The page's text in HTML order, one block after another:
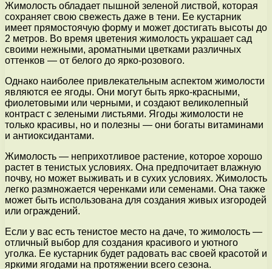
Жимолость обладает пышной зеленой листвой, которая
сохраняет свою свежесть даже в тени. Ее кустарник
имеет прямостоячую форму и может достигать высоты до
2 метров. Во время цветения жимолость украшает сад
своими нежными, ароматными цветками различных
оттенков — от белого до ярко-розового.
Однако наиболее привлекательным аспектом жимолости
являются ее ягоды. Они могут быть ярко-красными,
фиолетовыми или черными, и создают великолепный
контраст с зелеными листьями. Ягоды жимолости не
только красивы, но и полезны — они богаты витаминами
и антиоксидантами.
Жимолость — неприхотливое растение, которое хорошо
растет в тенистых условиях. Она предпочитает влажную
почву, но может выживать и в сухих условиях. Жимолость
легко размножается черенками или семенами. Она также
может быть использована для создания живых изгородей
или ограждений.
Если у вас есть тенистое место на даче, то жимолость —
отличный выбор для создания красивого и уютного
уголка. Ее кустарник будет радовать вас своей красотой и
яркими ягодами на протяжении всего сезона.